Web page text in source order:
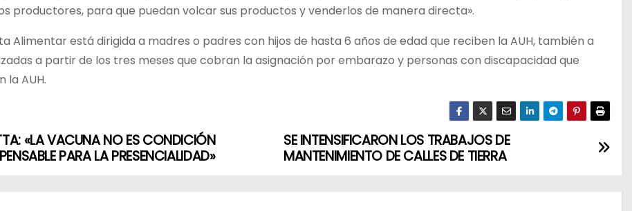
productores, para que puedan volcar sus productos y venderlos de manera directa».
Alimentar está dirigida a madres o padres con hijos de hasta 6 años de edad que reciben la AUH, también a
a partir de los tres meses que cobran la asignación por embarazo y personas con discapacidad que
la AUH.
SE INTENSIFICARON LOS TRABAJOS DE
MANTENIMIENTO DE CALLES DE TIERRA
«LA VACUNA NO ES CONDICIÓN
PARA LA PRESENCIALIDAD»